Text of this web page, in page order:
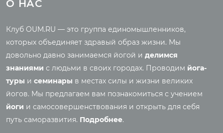
OUM.RU
Фото йога-туров
Аудио отзывы о турах
Семинары
Правильное питание
Энциклопедия йоги
Саморазвитие
Реинкарнация
Основы йоги
Медитация
Шаткармы
Пранаяма
О НАС
Клуб OUM.RU — это группа единомышленников,
которых объединяет здравый образ жизни. Мы
довольно давно занимаемся йогой и делимся
знаниями с людьми в своих городах. Проводим йога-
туры и семинары в местах силы и жизни великих
йогов. Мы предлагаем вам познакомиться с учением
йоги и самосовершенствования и открыть для себя
путь саморазвития. Подробнее.